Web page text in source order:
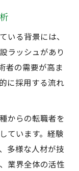
いる背景には、
ラッシュがあり
者の需要が高ま
に採用する流れ
からの転職者を
ています。経験
多様な人材が技
業界全体の活性